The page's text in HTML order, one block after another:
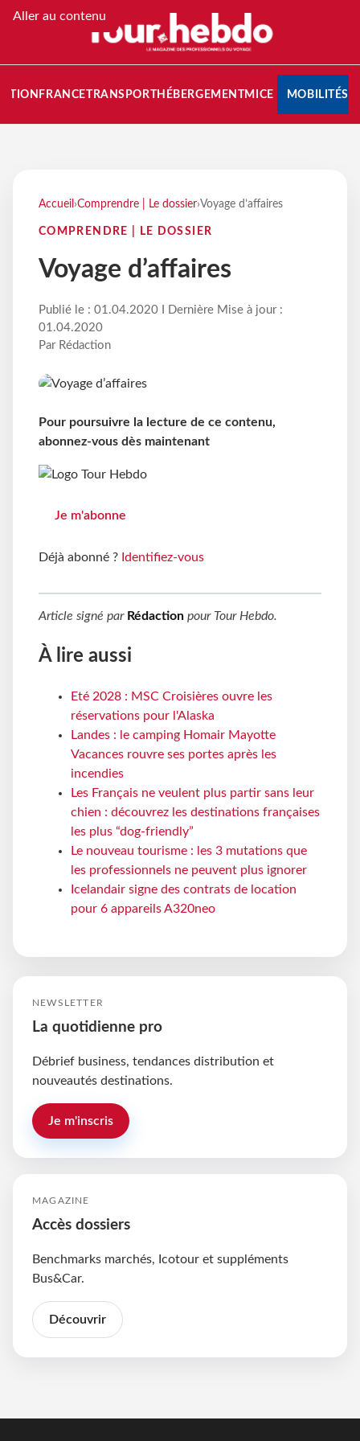
Aller au contenu
FRANCETRANSPORT HÉBERGEMENTMICE MOBILITÉS
Accueil ›Comprendre | Le dossier›Voyage d’affaires
COMPRENDRE | LE DOSSIER
Voyage d’affaires
Publié le : 01.04.2020 I Dernière Mise à jour :
01.04.2020
Par Rédaction
Pour poursuivre la lecture de ce contenu,
abonnez-vous dès maintenant
Je m'abonne
Déjà abonné ? Identifiez-vous
Article signé par Rédaction pour Tour Hebdo.
À lire aussi
Eté 2028 : MSC Croisières ouvre les
réservations pour l'Alaska
Landes : le camping Homair Mayotte
Vacances rouvre ses portes après les
incendies
Les Français ne veulent plus partir sans leur
chien : découvrez les destinations françaises
les plus “dog-friendly”
Le nouveau tourisme : les 3 mutations que
les professionnels ne peuvent plus ignorer
Icelandair signe des contrats de location
pour 6 appareils A320neo
NEWSLETTER
La quotidienne pro
Débrief business, tendances distribution et
nouveautés destinations.
Je m'inscris
MAGAZINE
Accès dossiers
Benchmarks marchés, Icotour et suppléments
Bus&Car.
Découvrir